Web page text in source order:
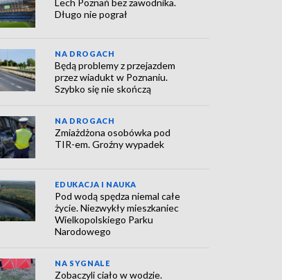
Długo nie pograł
NA DROGACH
Będą problemy z przejazdem
przez wiadukt w Poznaniu.
Szybko się nie skończą
NA DROGACH
Zmiażdżona osobówka pod
TIR-em. Groźny wypadek
EDUKACJA I NAUKA
Pod wodą spędza niemal całe
życie. Niezwykły mieszkaniec
Wielkopolskiego Parku
Narodowego
NA SYGNALE
Zobaczyli ciało w wodzie.